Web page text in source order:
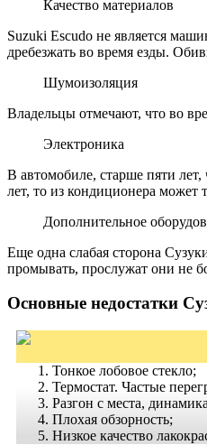
Качество материалов
Suzuki Escudo не является
дребезжать во время езды.
Шумоизоляция
Владельцы отмечают, что во
Электроника
В автомобиле, старше пяти
лет, то из кондиционера может
Дополнительное
Еще одна слабая сторона
промывать, прослужат они не
Основные недостатки
Тонкое лобовое стекло;
Термостат. Частые
Разгон с места,
Плохая обзорность;
Низкое качество